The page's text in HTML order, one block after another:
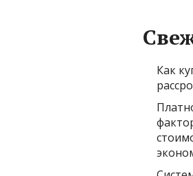
Как